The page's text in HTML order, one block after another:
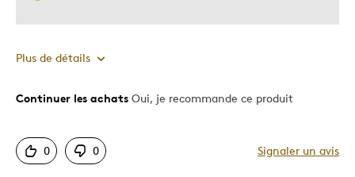
Plus de détails
Le pour
Très bonne qualité
Continuer les achats Oui, je recommande ce produit
0 0 Signaler un avis